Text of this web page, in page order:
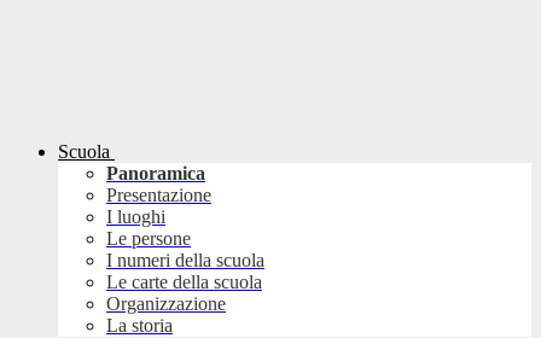
Scuola
Panoramica
Presentazione
I luoghi
Le persone
I numeri della scuola
Le carte della scuola
Organizzazione
La storia